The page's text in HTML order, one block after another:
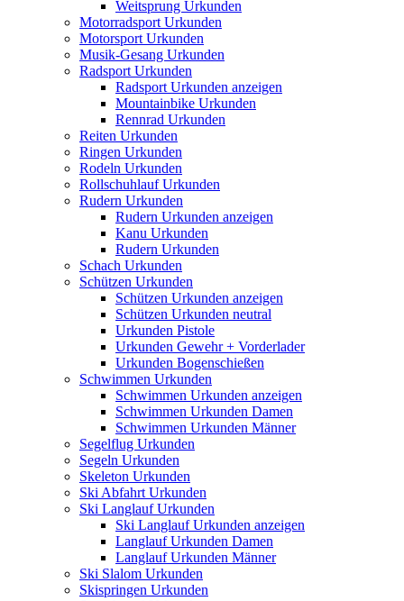
Weitsprung Urkunden
Motorradsport Urkunden
Motorsport Urkunden
Musik-Gesang Urkunden
Radsport Urkunden
Radsport Urkunden anzeigen
Mountainbike Urkunden
Rennrad Urkunden
Reiten Urkunden
Ringen Urkunden
Rodeln Urkunden
Rollschuhlauf Urkunden
Rudern Urkunden
Rudern Urkunden anzeigen
Kanu Urkunden
Rudern Urkunden
Schach Urkunden
Schützen Urkunden
Schützen Urkunden anzeigen
Schützen Urkunden neutral
Urkunden Pistole
Urkunden Gewehr + Vorderlader
Urkunden Bogenschießen
Schwimmen Urkunden
Schwimmen Urkunden anzeigen
Schwimmen Urkunden Damen
Schwimmen Urkunden Männer
Segelflug Urkunden
Segeln Urkunden
Skeleton Urkunden
Ski Abfahrt Urkunden
Ski Langlauf Urkunden
Ski Langlauf Urkunden anzeigen
Langlauf Urkunden Damen
Langlauf Urkunden Männer
Ski Slalom Urkunden
Skispringen Urkunden